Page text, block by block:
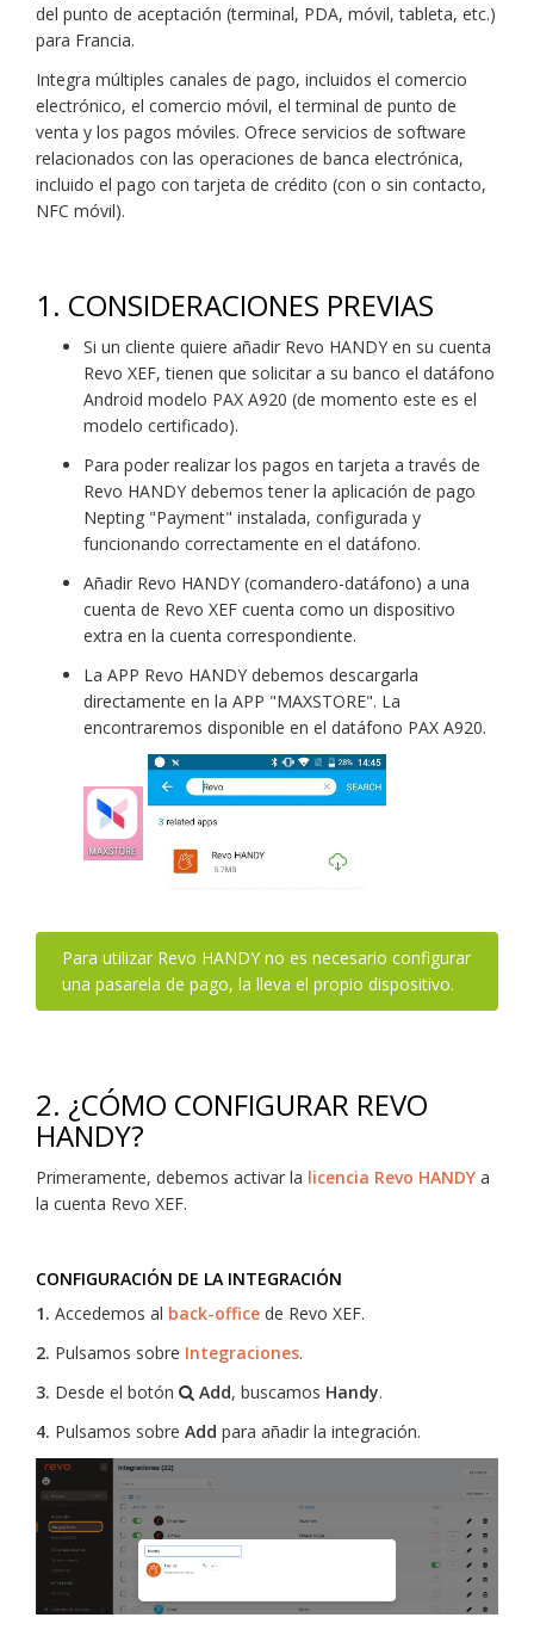
del punto de aceptación (terminal, PDA, móvil, tableta, etc.)
para Francia.
Integra múltiples canales de pago, incluidos el comercio
electrónico, el comercio móvil, el terminal de punto de
venta y los pagos móviles. Ofrece servicios de software
relacionados con las operaciones de banca electrónica,
incluido el pago con tarjeta de crédito (con o sin contacto,
NFC móvil).
1. CONSIDERACIONES PREVIAS
Si un cliente quiere añadir Revo HANDY en su cuenta
Revo XEF, tienen que solicitar a su banco el datáfono
Android modelo PAX A920 (de momento este es el
modelo certificado).
Para poder realizar los pagos en tarjeta a través de
Revo HANDY debemos tener la aplicación de pago
Nepting "Payment" instalada, configurada y
funcionando correctamente en el datáfono.
Añadir Revo HANDY (comandero-datáfono) a una
cuenta de Revo XEF cuenta como un dispositivo
extra en la cuenta correspondiente.
La APP Revo HANDY debemos descargarla
directamente en la APP "MAXSTORE". La
encontraremos disponible en el datáfono PAX A920.
Para utilizar Revo HANDY no es necesario configurar
una pasarela de pago, la lleva el propio dispositivo.
2. ¿CÓMO CONFIGURAR REVO
HANDY?
Primeramente, debemos activar la licencia Revo HANDY a
la cuenta Revo XEF.
CONFIGURACIÓN DE LA INTEGRACIÓN
1. Accedemos al back-office de Revo XEF.
2. Pulsamos sobre Integraciones.
3. Desde el botón Add, buscamos Handy.
4. Pulsamos sobre Add para añadir la integración.